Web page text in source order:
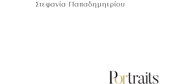
Στεφανία Παπαδημητρίου